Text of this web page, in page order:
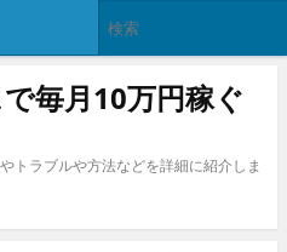
毎月10万円稼ぐ
トラブルや方法などを詳細に紹介しま